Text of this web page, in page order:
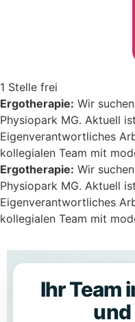
1 Stelle frei
Ergotherapie: Wir
Physiopark MG. Aktuell
Eigenverantwortliches
kollegialen Team mit
Ergotherapie: Wir
Physiopark MG. Aktuell
Eigenverantwortliches
kollegialen Team mit
Ihr Team